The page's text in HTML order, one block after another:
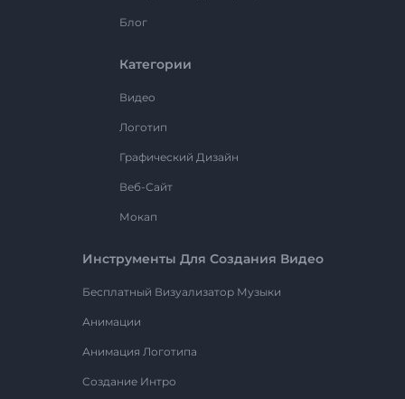
Блог
Категории
Видео
Логотип
Графический Дизайн
Веб-Сайт
Мокап
Инструменты Для Создания Видео
Бесплатный Визуализатор Музыки
Анимации
Анимация Логотипа
Создание Интро